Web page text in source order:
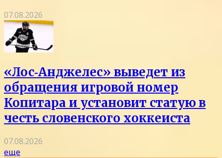
07.08.2026
«Лос‑Анджелес» выведет из
обращения игровой номер
Копитара и установит статую в
честь словенского хоккеиста
07.08.2026
еще